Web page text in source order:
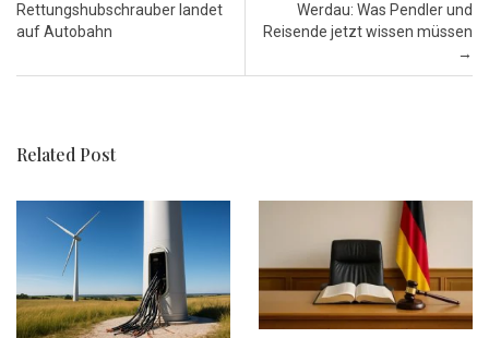
Rettungshubschrauber landet
auf Autobahn
Werdau: Was Pendler und
Reisende jetzt wissen müssen
→
Related Post